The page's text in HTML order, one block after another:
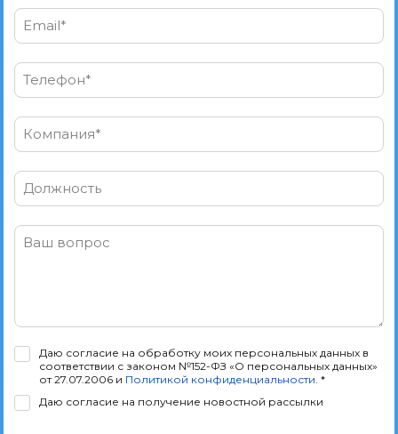
Email*
Телефон*
Компания*
Должность
Ваш вопрос
Даю согласие на обработку моих персональных данных в
соответствии с законом №152-ФЗ «О персональных данных»
от 27.07.2006 и Политикой конфиденциальности . *
Даю согласие на получение новостной рассылки